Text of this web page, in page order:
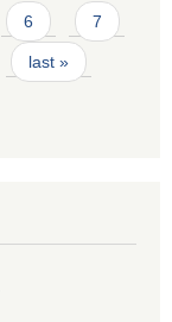
6 7
last »